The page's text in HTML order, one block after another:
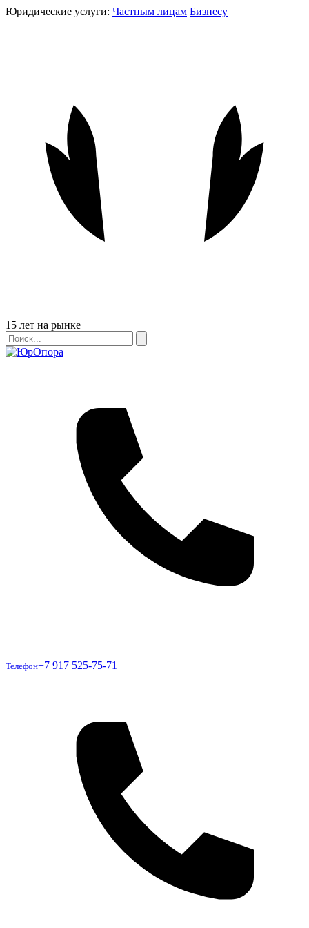
Юридические услуги: Частным лицам Бизнесу
Бейдж
15 лет на рынке
Поиск
Поиск
Телефон
Телефон+7 917 525-75-71